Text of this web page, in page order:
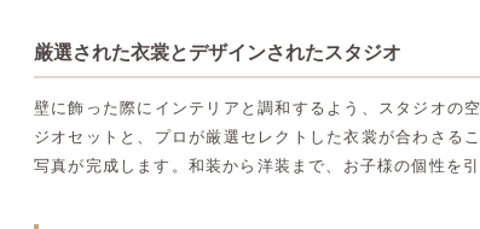
厳選された衣裳とデザインされたスタジオ
壁に飾った際にインテリアと調和するよう、スタジオの
ジオセットと、プロが厳選セレクトした衣裳が合わさる
写真が完成します。和装から洋装まで、お子様の個性を